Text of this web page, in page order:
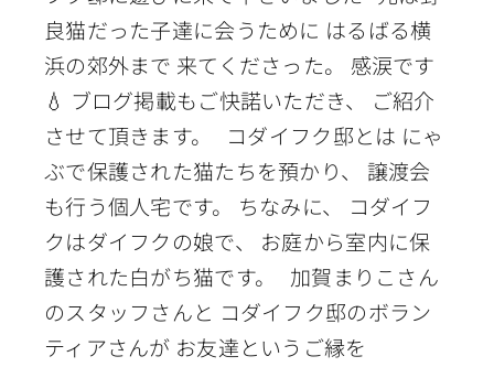
良猫だった子達に会うために はるばる横
浜の郊外まで 来てくださった。 感涙です
💧 ブログ掲載もご快諾いただき、 ご紹介
させて頂きます。 コダイフク邸とは にゃ
ぶで保護された猫たちを預かり、 譲渡会
も行う個人宅です。 ちなみに、 コダイフ
クはダイフクの娘で、 お庭から室内に保
護された白がち猫です。 加賀まりこさん
のスタッフさんと コダイフク邸のボラン
ティアさんが お友達というご縁を